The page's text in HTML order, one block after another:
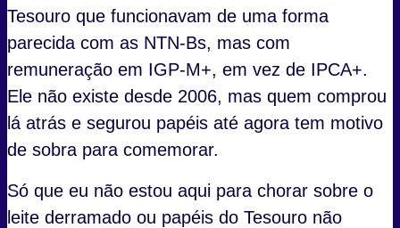
Tesouro que funcionavam de uma forma
parecida com as NTN-Bs, mas com
remuneração em IGP-M+, em vez de IPCA+.
Ele não existe desde 2006, mas quem comprou
lá atrás e segurou papéis até agora tem motivo
de sobra para comemorar.
Só que eu não estou aqui para chorar sobre o
leite derramado ou papéis do Tesouro não